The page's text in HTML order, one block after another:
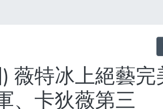
薇特冰上絕藝完
、卡狄薇第三